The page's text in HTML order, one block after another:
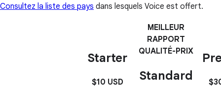
Consultez la liste des pays dans lesquels Voice est offert.
Starter
$10 USD
MEILLEUR
RAPPORT
QUALITÉ-PRIX
Standard